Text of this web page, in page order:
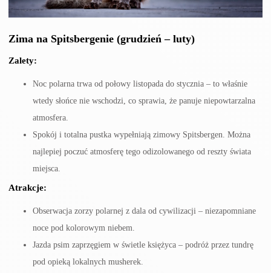
Zima na Spitsbergenie (grudzień – luty)
Zalety:
Noc polarna trwa od połowy listopada do stycznia – to właśnie
wtedy słońce nie wschodzi, co sprawia, że panuje niepowtarzalna
atmosfera.
Spokój i totalna pustka wypełniają zimowy Spitsbergen. Można
najlepiej poczuć atmosferę tego odizolowanego od reszty świata
miejsca.
Atrakcje:
Obserwacja zorzy polarnej z dala od cywilizacji – niezapomniane
noce pod kolorowym niebem.
Jazda psim zaprzęgiem w świetle księżyca – podróż przez tundrę
pod opieką lokalnych musherek.